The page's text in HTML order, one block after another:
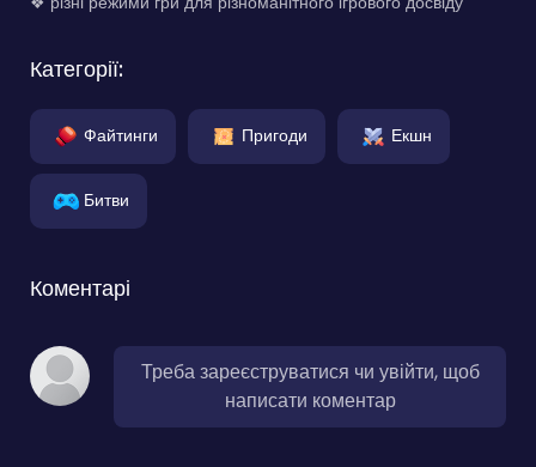
Категорії:
Файтинги Пригоди Екшн
Битви
Коментарі
Треба зареєструватися чи увійти, щоб
написати коментар